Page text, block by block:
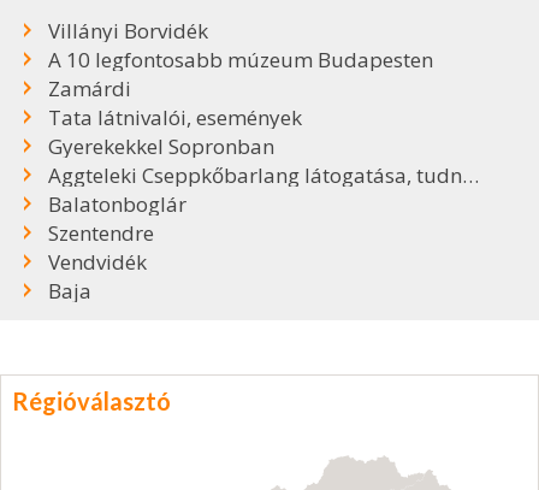
Villányi Borvidék
A 10 legfontosabb múzeum Budapesten
Zamárdi
Tata látnivalói, események
Gyerekekkel Sopronban
Aggteleki Cseppkőbarlang látogatása, tudnivalók
Balatonboglár
Szentendre
Vendvidék
Baja
Régióválasztó